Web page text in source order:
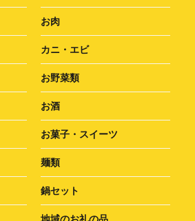
お肉
カニ・エビ
お野菜類
お酒
お菓子・スイーツ
麺類
鍋セット